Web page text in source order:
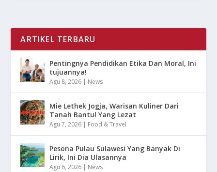
ARTIKEL TERBARU
Pentingnya Pendidikan Etika Dan Moral, Ini
tujuannya!
Agu 8, 2026 | News
Mie Lethek Jogja, Warisan Kuliner Dari
Tanah Bantul Yang Lezat
Agu 7, 2026 | Food & Travel
Pesona Pulau Sulawesi Yang Banyak Di
Lirik, Ini Dia Ulasannya
Agu 6, 2026 | News